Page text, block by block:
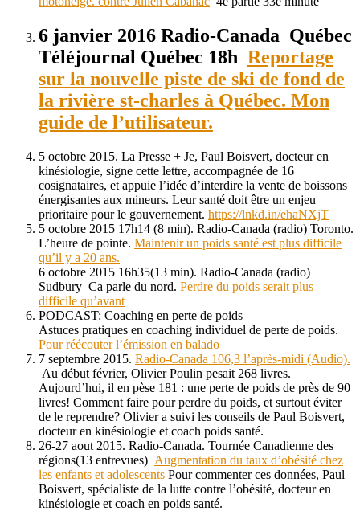
6 janvier 2016 Radio-Canada Québec
Téléjournal Québec 18h Reportage
sur la nouvelle piste de ski de fond de
la rivière st-charles à Québec. Mon
guide de l’utilisateur.
5 octobre 2015. La Presse + Je, Paul Boisvert, docteur en
kinésiologie, signe cette lettre, accompagnée de 16
cosignataires, et appuie l’idée d’interdire la vente de boissons
énergisantes aux mineurs. Leur santé doit être un enjeu
prioritaire pour le gouvernement. https://lnkd.in/ehaNXjT
5 octobre 2015 17h14 (8 min). Radio-Canada (radio) Toronto.
L’heure de pointe. Maintenir un poids santé est plus difficile
qu’il y a 20 ans.
6 octobre 2015 16h35(13 min). Radio-Canada (radio)
Sudbury Ca parle du nord. Perdre du poids serait plus
difficile qu’avant
PODCAST: Coaching en perte de poids
Astuces pratiques en coaching individuel de perte de poids.
Pour réécouter l’émission en balado
7 septembre 2015. Radio-Canada 106,3 l’après-midi (Audio).
Au début février, Olivier Poulin pesait 268 livres.
Aujourd’hui, il en pèse 181 : une perte de poids de près de 90
livres! Comment faire pour perdre du poids, et surtout éviter
de le reprendre? Olivier a suivi les conseils de Paul Boisvert,
docteur en kinésiologie et coach poids santé.
26-27 aout 2015. Radio-Canada. Tournée Canadienne des
régions(13 entrevues) Augmentation du taux d’obésité chez
les enfants et adolescents Pour commenter ces données, Paul
Boisvert, spécialiste de la lutte contre l’obésité, docteur en
kinésiologie et coach en poids santé.